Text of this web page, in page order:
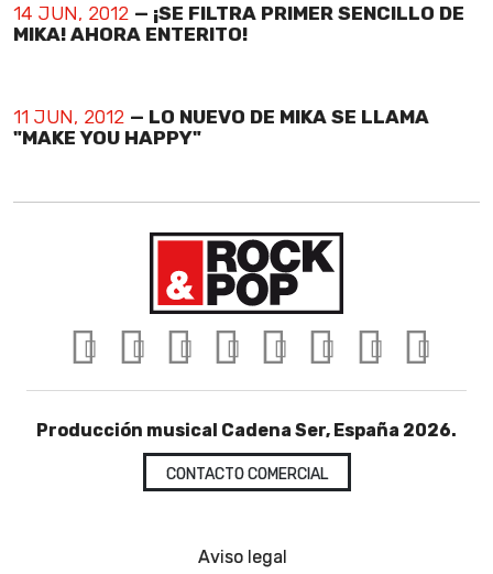
14 JUN, 2012 — ¡SE FILTRA PRIMER SENCILLO DE
MIKA! AHORA ENTERITO!
11 JUN, 2012 — LO NUEVO DE MIKA SE LLAMA
"MAKE YOU HAPPY"
Producción musical Cadena Ser, España 2026.
CONTACTO COMERCIAL
Aviso legal